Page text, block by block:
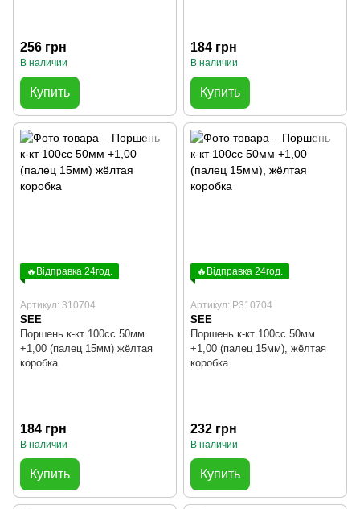
256 грн
В наличии
Купить
184 грн
В наличии
Купить
🔥Відправка 24год.
Артикул: 310704
SEE
Поршень к-кт 100cc 50мм
+1,00 (палец 15мм) жёлтая
коробка
184 грн
В наличии
Купить
🔥Відправка 24год.
Артикул: P310704
SEE
Поршень к-кт 100cc 50мм
+1,00 (палец 15мм), жёлтая
коробка
232 грн
В наличии
Купить